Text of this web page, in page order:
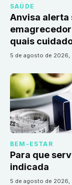
SAÚDE
Anvisa alerta
quais
5 de agosto de 2026,
BEM-ESTAR
Para que
indicada
5 de agosto de 2026,